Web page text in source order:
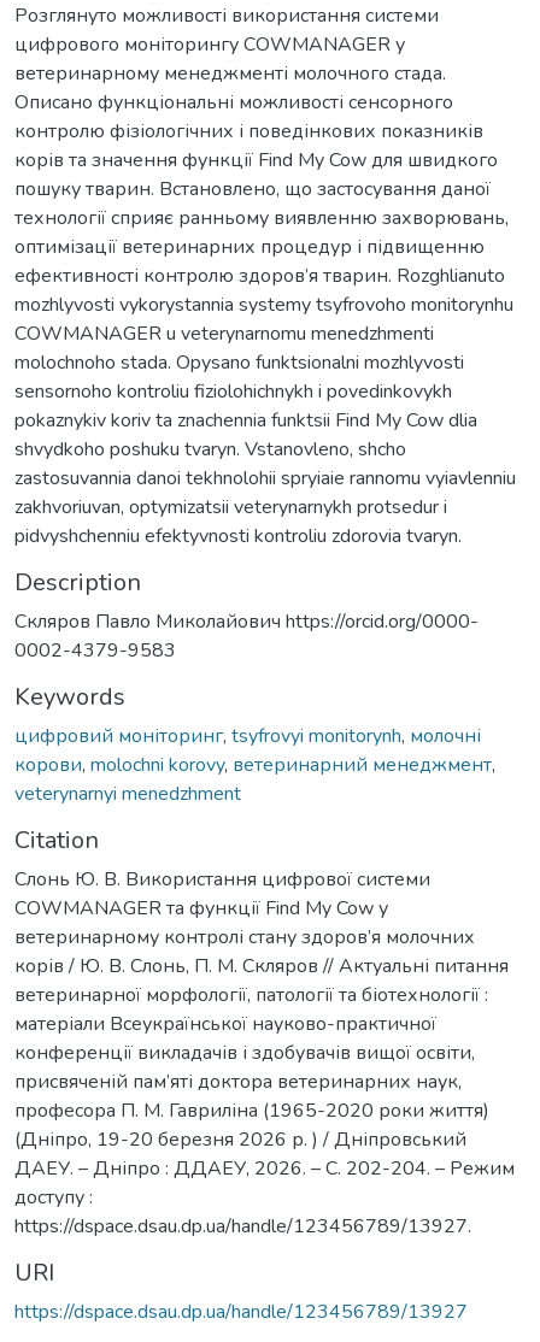
Розглянуто можливості використання системи
цифрового моніторингу COWMANAGER у
ветеринарному менеджменті молочного стада.
Описано функціональні можливості сенсорного
контролю фізіологічних і поведінкових показників
корів та значення функції Find My Cow для швидкого
пошуку тварин. Встановлено, що застосування даної
технології сприяє ранньому виявленню захворювань,
оптимізації ветеринарних процедур і підвищенню
ефективності контролю здоров’я тварин. Rozghlianuto
mozhlyvosti vykorystannia systemy tsyfrovoho monitorynhu
COWMANAGER u veterynarnomu menedzhmenti
molochnoho stada. Opysano funktsionalni mozhlyvosti
sensornoho kontroliu fiziolohichnykh i povedinkovykh
pokaznykiv koriv ta znachennia funktsii Find My Cow dlia
shvydkoho poshuku tvaryn. Vstanovleno, shcho
zastosuvannia danoi tekhnolohii spryiaie rannomu vyiavlenniu
zakhvoriuvan, optymizatsii veterynarnykh protsedur i
pidvyshchenniu efektyvnosti kontroliu zdorovia tvaryn.
Description
Скляров Павло Миколайович https://orcid.org/0000-
0002-4379-9583
Keywords
цифровий моніторинг, tsyfrovyi monitorynh, молочні
корови, molochni korovy, ветеринарний менеджмент,
veterynarnyi menedzhment
Citation
Слонь Ю. В. Використання цифрової системи
COWMANAGER та функції Find My Cow у
ветеринарному контролі стану здоров’я молочних
корів / Ю. В. Слонь, П. М. Скляров // Актуальні питання
ветеринарної морфології, патології та біотехнології :
матеріали Всеукраїнської науково-практичної
конференції викладачів і здобувачів вищої освіти,
присвяченій пам’яті доктора ветеринарних наук,
професора П. М. Гавриліна (1965-2020 роки життя)
(Дніпро, 19-20 березня 2026 р. ) / Дніпровський
ДАЕУ. – Дніпро : ДДАЕУ, 2026. – С. 202-204. – Режим
доступу :
https://dspace.dsau.dp.ua/handle/123456789/13927.
URI
https://dspace.dsau.dp.ua/handle/123456789/13927